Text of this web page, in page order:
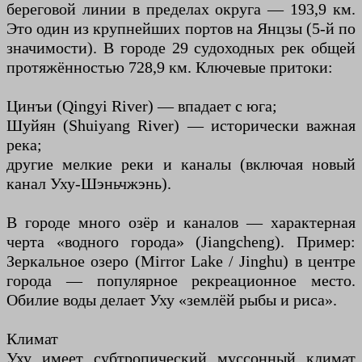
береговой линии в пределах округа — 193,9 км.
Это один из крупнейших портов на Янцзы (5-й по
значимости). В городе 29 судоходных рек общей
протяжённостью 728,9 км. Ключевые притоки:
Цинъи (Qingyi River) — впадает с юга;
Шуйян (Shuiyang River) — исторически важная
река;
другие мелкие реки и каналы (включая новый
канал Уху-Шэньчжэнь).
В городе много озёр и каналов — характерная
черта «водного города» (Jiangcheng). Пример:
Зеркальное озеро (Mirror Lake / Jinghu) в центре
города — популярное рекреационное место.
Обилие воды делает Уху «землёй рыбы и риса».
Климат
Уху имеет субтропический муссонный климат